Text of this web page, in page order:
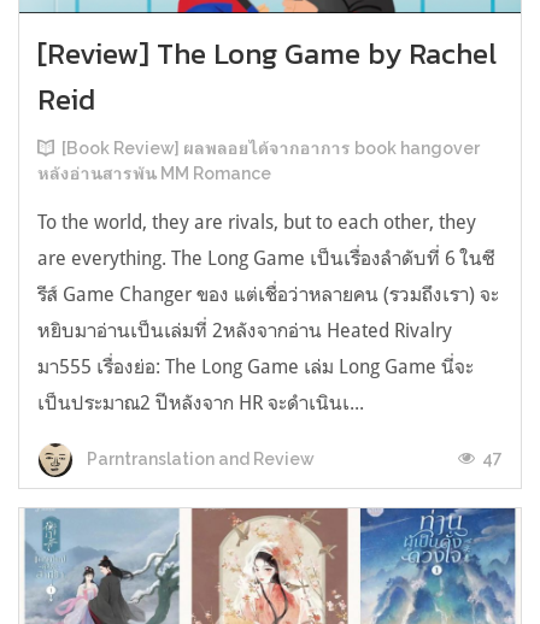
[Review] The Long Game by Rachel
Reid
[Book Review] ผลพลอยได้จากอาการ book hangover
หลังอ่านสารพัน MM Romance
To the world, they are rivals, but to each other, they
are everything. The Long Game เป็นเรื่องลำดับที่ 6 ในซี
รีส์ Game Changer ของ แต่เชื่อว่าหลายคน (รวมถึงเรา) จะ
หยิบมาอ่านเป็นเล่มที่ 2หลังจากอ่าน Heated Rivalry
มา555 เรื่องย่อ: The Long Game เล่ม Long Game นี่จะ
เป็นประมาณ2 ปีหลังจาก HR จะดำเนินเ...
Parntranslation and Review 47